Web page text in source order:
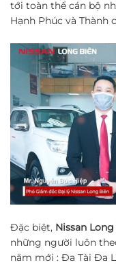
tới toàn thể cán bộ
Hạnh Phúc và Thành
Đặc biệt, Nissan
những người luôn
năm mới : Đa Tài Đa